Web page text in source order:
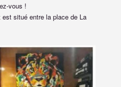
vous !
situé entre la place de La